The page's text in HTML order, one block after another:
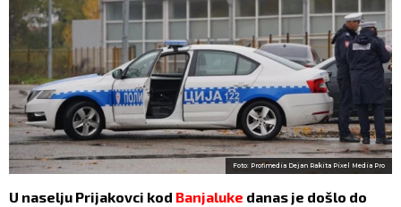
Foto: Profimedia Dejan Rakita Pixel Media Pro
U naselju Prijakovci kod Banjaluke danas je došlo do